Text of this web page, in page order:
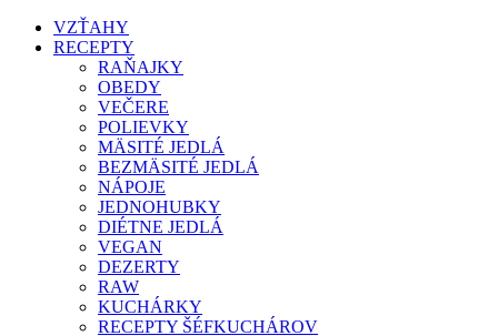
VZŤAHY
RECEPTY
RAŇAJKY
OBEDY
VEČERE
POLIEVKY
MÄSITÉ JEDLÁ
BEZMÄSITÉ JEDLÁ
NÁPOJE
JEDNOHUBKY
DIÉTNE JEDLÁ
VEGAN
DEZERTY
RAW
KUCHÁRKY
RECEPTY ŠÉFKUCHÁROV